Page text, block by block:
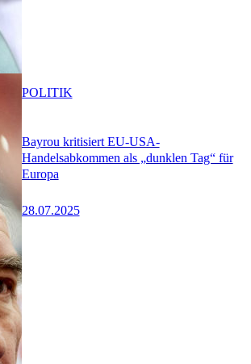
Bayrou kritisiert EU-USA-
Handelsabkommen als „dunklen Tag“ für
Europa
28.07.2025
POLITIK